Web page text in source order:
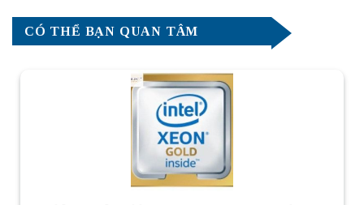
CÓ THỂ BẠN QUAN TÂM